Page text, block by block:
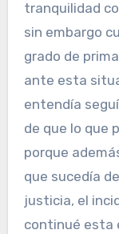
tranquilidad
sin embargo
grado de
ante esta
entendía
de que lo que
porque
que sucedía
justicia, el
continué esta